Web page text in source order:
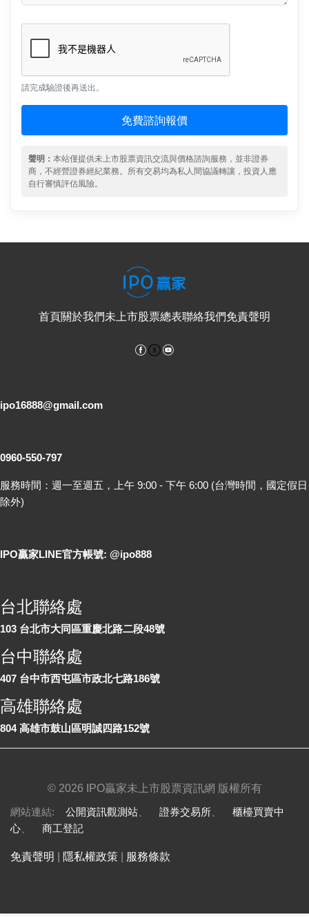
請完成驗證後再送出。
免費諮詢報價
聲明： 本站僅提供未上市股票資訊交流與價格諮詢服務，並非證券
商，不經營證券經紀業務。所有交易均為私人間協議轉讓，投資人應
自行審慎評估風險。
首頁關於我們未上市股票總表聯絡我們免責聲明
Facebook
ipo16888@gmail.com
0960-550-797
服務時間：週一至週五，上午 9:00 - 下午 6:00 (台灣時間，國定假日
除外)
IPO贏家LINE官方帳號: @ipo888
台北聯絡處
103 台北市大同區重慶北路二段48號
台中聯絡處
407 台中市西屯區市政北七路186號
高雄聯絡處
804 高雄市鼓山區明誠四路152號
© 2026 IPO贏家未上市股票資訊網 版權所有
網站連結: 公開資訊觀測站 證券交易所
櫃檯買賣中
心
商工登記
免責聲明 隱私權政策 服務條款